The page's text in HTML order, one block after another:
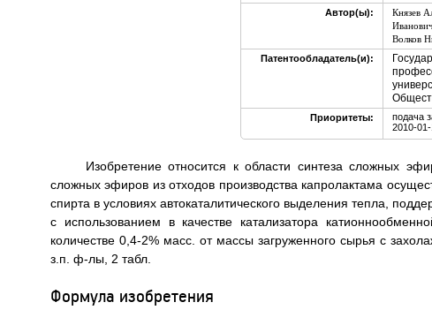
Автор(ы): Князев
Волков
Патентообладатель(и):
Приоритеты:
подача
2010-
Изобретение относится к области синтеза сложных
сложных эфиров из отходов производства капролактама
спирта в условиях автокаталитического выделения тепла,
с использованием в качестве катализатора
количестве 0,4-2% масс. от массы загруженного сырья с
з.п. ф-лы, 2 табл.
Формула изобретения